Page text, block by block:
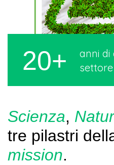
20+
anni di
Scienza,
tre pilastri
mission.